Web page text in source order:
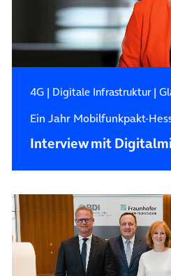
4G| Digitale Infrastruktur|
Ein Jahr Mobilfunkpakt-
Interview mit